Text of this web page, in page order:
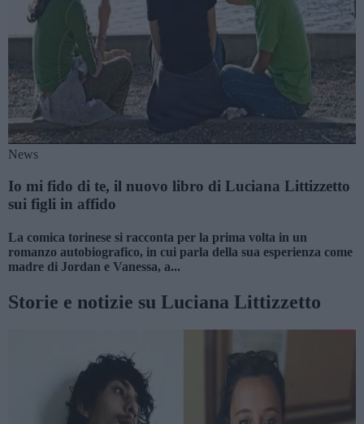
News
Io mi fido di te, il nuovo libro di Luciana Littizzetto
sui figli in affido
La comica torinese si racconta per la prima volta in un
romanzo autobiografico, in cui parla della sua esperienza come
madre di Jordan e Vanessa, a...
Storie e notizie su Luciana Littizzetto